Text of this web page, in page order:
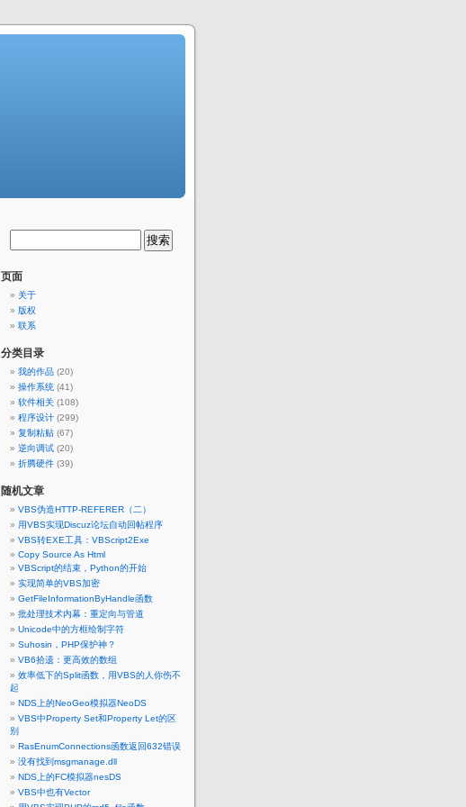
页面
关于
版权
联系
分类目录
我的作品 (20)
操作系统 (41)
软件相关 (108)
程序设计 (299)
复制粘贴 (67)
逆向调试 (20)
折腾硬件 (39)
随机文章
VBS伪造HTTP-REFERER（二）
用VBS实现Discuz论坛自动回帖程序
VBS转EXE工具：VBScript2Exe
Copy Source As Html
VBScript的结束，Python的开始
实现简单的VBS加密
GetFileInformationByHandle函数
批处理技术内幕：重定向与管道
Unicode中的方框绘制字符
Suhosin，PHP保护神？
VB6拾遗：更高效的数组
效率低下的Split函数，用VBS的人你伤不
起
NDS上的NeoGeo模拟器NeoDS
VBS中Property Set和Property Let的区
别
RasEnumConnections函数返回632错误
没有找到msgmanage.dll
NDS上的FC模拟器nesDS
VBS中也有Vector